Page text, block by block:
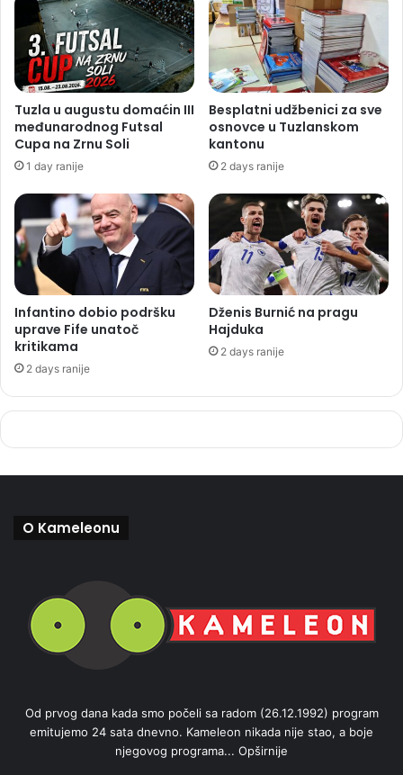
Tuzla u augustu domaćin III
međunarodnog Futsal
Cupa na Zrnu Soli
1 day ranije
Besplatni udžbenici za sve
osnovce u Tuzlanskom
kantonu
2 days ranije
Infantino dobio podršku
uprave Fife unatoč
kritikama
2 days ranije
Dženis Burnić na pragu
Hajduka
2 days ranije
O Kameleonu
Od prvog dana kada smo počeli sa radom (26.12.1992) program
emitujemo 24 sata dnevno. Kameleon nikada nije stao, a boje
njegovog programa... Opširnije